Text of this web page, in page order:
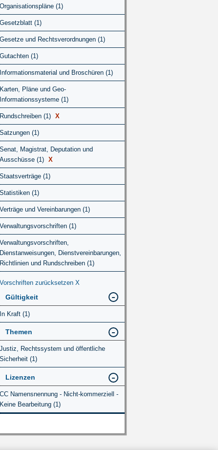
Organisationspläne (1)
Gesetzblatt (1)
Gesetze und Rechtsverordnungen (1)
Gutachten (1)
Informationsmaterial und Broschüren (1)
Karten, Pläne und Geo-
Informationssysteme (1)
Rundschreiben (1) X
Satzungen (1)
Senat, Magistrat, Deputation und
Ausschüsse (1) X
Staatsverträge (1)
Statistiken (1)
Verträge und Vereinbarungen (1)
Verwaltungsvorschriften (1)
Verwaltungsvorschriften,
Dienstanweisungen, Dienstvereinbarungen,
Richtlinien und Rundschreiben (1)
Vorschriften zurücksetzen X
Gültigkeit
In Kraft (1)
Themen
Justiz, Rechtssystem und öffentliche
Sicherheit (1)
Lizenzen
CC Namensnennung - Nicht-kommerziell -
Keine Bearbeitung (1)